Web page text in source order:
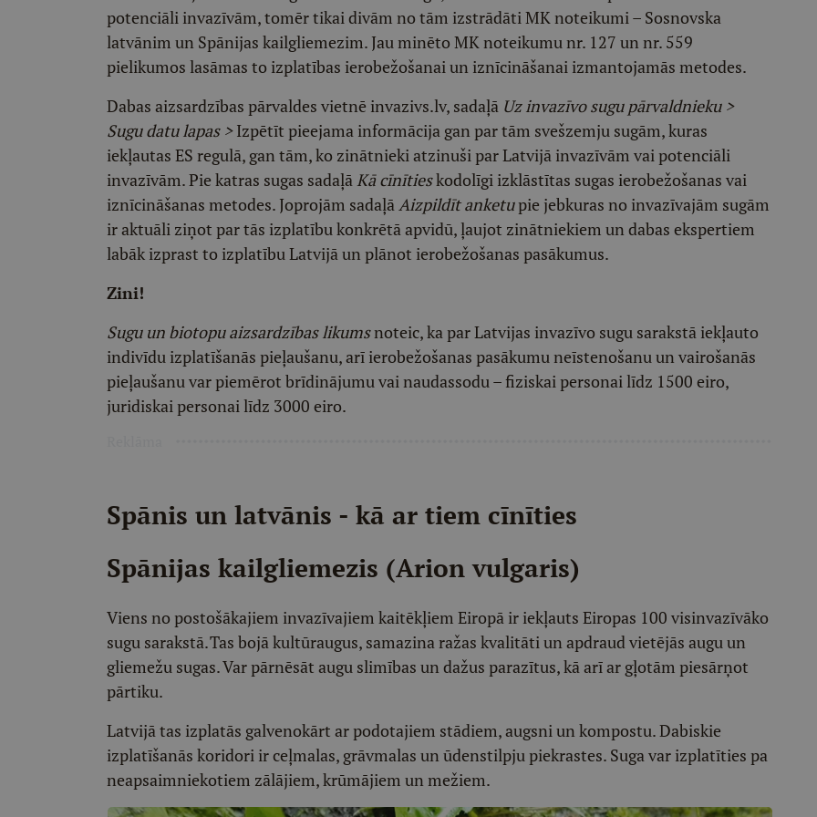
potenciāli invazīvām, tomēr tikai divām no tām izstrādāti MK noteikumi – Sosnovska
latvānim un Spānijas kailgliemezim. Jau minēto MK noteikumu nr. 127 un nr. 559
pielikumos lasāmas to izplatības ierobežošanai un iznīcināšanai izmantojamās metodes.
Dabas aizsardzības pārvaldes vietnē invazivs.lv, sadaļā Uz invazīvo sugu pārvaldnieku >
Sugu datu lapas >Izpētīt pieejama informācija gan par tām svešzemju sugām, kuras
iekļautas ES regulā, gan tām, ko zinātnieki atzinuši par Latvijā invazīvām vai potenciāli
invazīvām. Pie katras sugas sadaļā Kā cīnītieskodolīgi izklāstītas sugas ierobežošanas vai
iznīcināšanas metodes. Joprojām sadaļā Aizpildīt anketupie jebkuras no invazīvajām sugām
ir aktuāli ziņot par tās izplatību konkrētā apvidū, ļaujot zinātniekiem un dabas ekspertiem
labāk izprast to izplatību Latvijā un plānot ierobežošanas pasākumus.
Zini!
Sugu un biotopu aizsardzības likumsnoteic, ka par Latvijas invazīvo sugu sarakstā iekļauto
indivīdu izplatīšanās pieļaušanu, arī ierobežošanas pasākumu neīstenošanu un vairošanās
pieļaušanu var piemērot brīdinājumu vai naudassodu – fiziskai personai līdz 1500 eiro,
juridiskai personai līdz 3000 eiro.
Spānis un latvānis - kā ar tiem cīnīties
Spānijas kailgliemezis (Arion vulgaris)
Viens no postošākajiem invazīvajiem kaitēkļiem Eiropā ir iekļauts Eiropas 100 visinvazīvāko
sugu sarakstā. Tas bojā kultūraugus, samazina ražas kvalitāti un apdraud vietējās augu un
gliemežu sugas. Var pārnēsāt augu slimības un dažus parazītus, kā arī ar gļotām piesārņot
pārtiku.
Latvijā tas izplatās galvenokārt ar podotajiem stādiem, augsni un kompostu. Dabiskie
izplatīšanās koridori ir ceļmalas, grāvmalas un ūdenstilpju piekrastes. Suga var izplatīties pa
neapsaimniekotiem zālājiem, krūmājiem un mežiem.